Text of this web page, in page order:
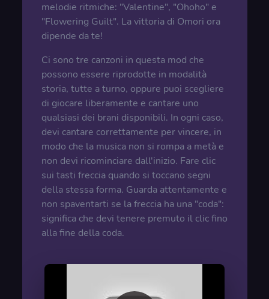
melodie ritmiche: "Valentine", "Ohoho" e
"Flowering Guilt". La vittoria di Omori ora
dipende da te!
Ci sono tre canzoni in questa mod che
possono essere riprodotte in modalità
storia, tutte a turno, oppure puoi scegliere
di giocare liberamente e cantare uno
qualsiasi dei brani disponibili. In ogni caso,
devi cantare correttamente per vincere, in
modo che la musica non si rompa a metà e
non devi ricominciare dall'inizio. Fare clic
sui tasti freccia quando si toccano segni
della stessa forma. Guarda attentamente e
non spaventarti se la freccia ha una "coda":
significa che devi tenere premuto il clic fino
alla fine della coda.